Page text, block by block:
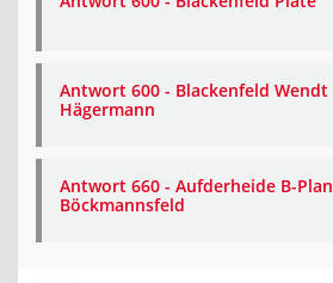
Antwort 600 - Blackenfeld Wendt
Hägermann
Antwort 660 - Aufderheide B-Plan
Böckmannsfeld